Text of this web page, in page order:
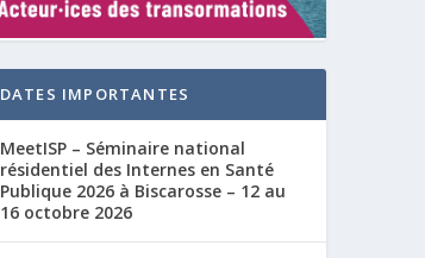
DATES IMPORTANTES
MeetISP – Séminaire national
résidentiel des Internes en Santé
Publique 2026 à Biscarosse – 12 au
16 octobre 2026